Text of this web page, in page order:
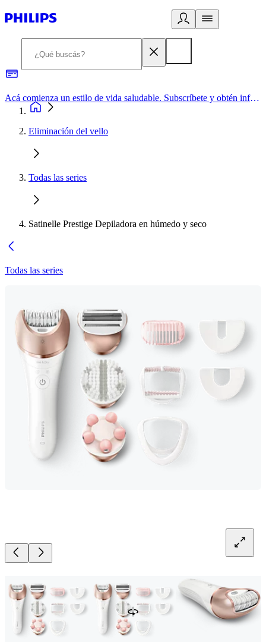
Acá comienza un estilo de vida saludable. Subscríbete y obtén información de primera mano
Eliminación del vello
Todas las series
Satinelle Prestige Depiladora en húmedo y seco
Todas las series